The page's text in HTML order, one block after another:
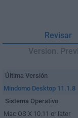
Revisar
Version.
Última Versión
Mindomo Desktop 11.1.8
Sistema Operativo
Mac OS X 10.11 or later